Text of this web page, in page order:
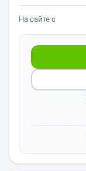
На сайте с